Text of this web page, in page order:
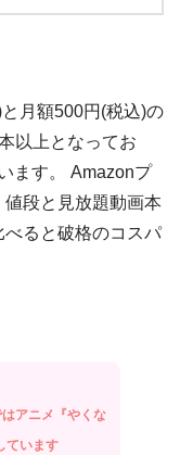
月額500円(税込)の
以上となってお
ます。 Amazonプ
段と見放題動画本
ると破格のコスパ
アニメ『やくな
ています